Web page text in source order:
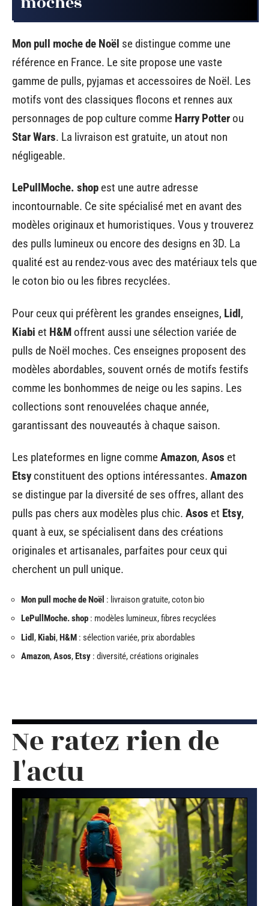
Mon pull moche de Noël se distingue comme une
référence en France. Le site propose une vaste
gamme de pulls, pyjamas et accessoires de Noël. Les
motifs vont des classiques flocons et rennes aux
personnages de pop culture comme Harry Potter ou
Star Wars. La livraison est gratuite, un atout non
négligeable.
LePullMoche. shop est une autre adresse
incontournable. Ce site spécialisé met en avant des
modèles originaux et humoristiques. Vous y trouverez
des pulls lumineux ou encore des designs en 3D. La
qualité est au rendez-vous avec des matériaux tels que
le coton bio ou les fibres recyclées.
Pour ceux qui préfèrent les grandes enseignes, Lidl,
Kiabi et H&M offrent aussi une sélection variée de
pulls de Noël moches. Ces enseignes proposent des
modèles abordables, souvent ornés de motifs festifs
comme les bonhommes de neige ou les sapins. Les
collections sont renouvelées chaque année,
garantissant des nouveautés à chaque saison.
Les plateformes en ligne commeAmazon, Asos et
Etsyconstituent des options intéressantes. Amazon
se distingue par la diversité de ses offres, allant des
pulls pas chers aux modèles plus chic. Asos et Etsy,
quant à eux, se spécialisent dans des créations
originales et artisanales, parfaites pour ceux qui
cherchent un pull unique.
Mon pull moche de Noël : livraison gratuite, coton bio
LePullMoche. shop : modèles lumineux, fibres recyclées
Lidl ,Kiabi,H&M : sélection variée, prix abordables
Amazon,Asos,Etsy : diversité, créations originales
Ne ratez rien de
l'actu